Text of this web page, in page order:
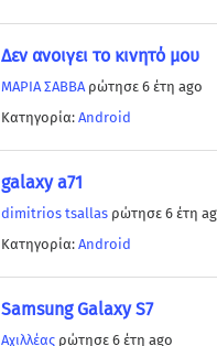
Δεν ανοιγει το κινητό μου
ΜΑΡΙΑ ΣΑΒΒΑ ρώτησε 6 έτη ago
Κατηγορία: Android
galaxy a71
dimitrios tsallas ρώτησε 6 έτη
Κατηγορία: Android
Samsung Galaxy S7
Αχιλλέας ρώτησε 6 έτη ago